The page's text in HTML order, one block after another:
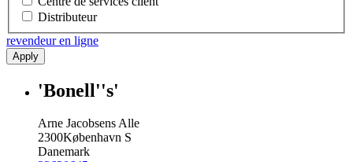
Distributeur
revendeur en ligne
Apply
'Bonell''s'
Arne Jacobsens Alle
2300København S
Danemark